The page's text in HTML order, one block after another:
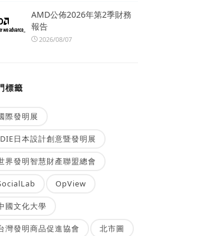
AMD公佈2026年第2季財務
報告
2026/08/07
標籤
際發明展
日本設計創意暨發明展
界發明智慧財產聯盟總會
OpView
國文化大學
灣發明商品促進協會 北市圖